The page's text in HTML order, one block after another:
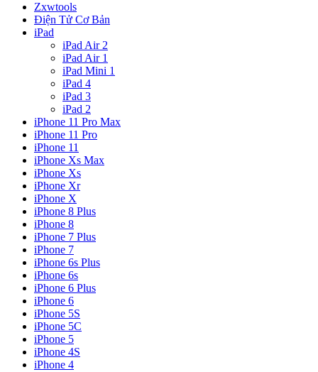
Zxwtools
Điện Tử Cơ Bản
iPad
iPad Air 2
iPad Air 1
iPad Mini 1
iPad 4
iPad 3
iPad 2
iPhone 11 Pro Max
iPhone 11 Pro
iPhone 11
iPhone Xs Max
iPhone Xs
iPhone Xr
iPhone X
iPhone 8 Plus
iPhone 8
iPhone 7 Plus
iPhone 7
iPhone 6s Plus
iPhone 6s
iPhone 6 Plus
iPhone 6
iPhone 5S
iPhone 5C
iPhone 5
iPhone 4S
iPhone 4